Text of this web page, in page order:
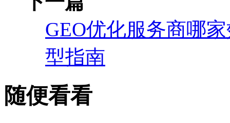
GEO优化服务商哪
型指南
随便看看